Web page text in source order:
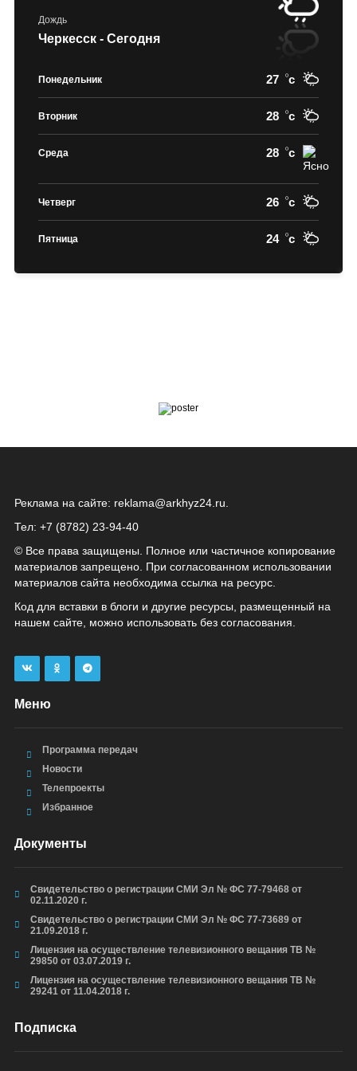
Дождь
Черкесск - Сегодня
Понедельник 27 c
Вторник 28 c
Среда 28 c
Четверг 26 c
Пятница 24 c
Реклама на сайте: reklama@arkhyz24.ru
Тел: +7 (8782) 23‑94‑40
© Все права защищены. Полное или частичное копирование
материалов запрещено. При согласованном использовании
материалов сайта необходима ссылка на ресурс.
Код для вставки в блоги и другие ресурсы, размещенный на
нашем сайте, можно использовать без согласования.
Меню
Программа передач
Новости
Телепроекты
Избранное
Документы
Свидетельство о регистрации СМИ Эл № ФС 77-79468 от
02.11.2020 г.
Свидетельство о регистрации СМИ Эл № ФС 77-73689 от
21.09.2018 г.
Лицензия на осуществление телевизионного вещания ТВ №
29850 от 03.07.2019 г.
Лицензия на осуществление телевизионного вещания ТВ №
29241 от 11.04.2018 г.
Подписка